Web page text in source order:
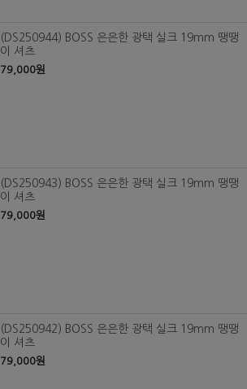
(DS250944) BOSS 은은한 광택 실크 19mm 땡땡
이 셔츠
79,000원
(DS250943) BOSS 은은한 광택 실크 19mm 땡땡
이 셔츠
79,000원
(DS250942) BOSS 은은한 광택 실크 19mm 땡땡
이 셔츠
79,000원